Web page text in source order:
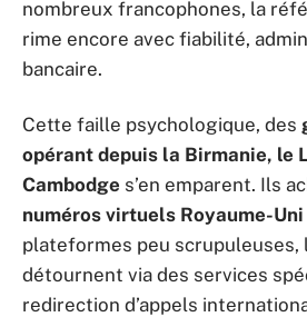
nombreux francophones, la
rime encore avec fiabilité,
bancaire.
Cette faille psychologique, des
opérant depuis la Birmanie, le
Cambodge s’en emparent. Ils
numéros virtuels Royaume-Uni
plateformes peu scrupuleuses,
détournent via des services
redirection d’appels